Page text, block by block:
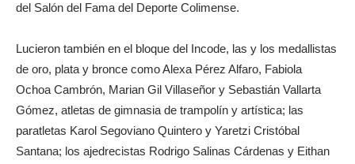
del Salón del Fama del Deporte Colimense.
Lucieron también en el bloque del Incode, las y los medallistas
de oro, plata y bronce como Alexa Pérez Alfaro, Fabiola
Ochoa Cambrón, Marian Gil Villaseñor y Sebastián Vallarta
Gómez, atletas de gimnasia de trampolín y artística; las
paratletas Karol Segoviano Quintero y Yaretzi Cristóbal
Santana; los ajedrecistas Rodrigo Salinas Cárdenas y Eithan